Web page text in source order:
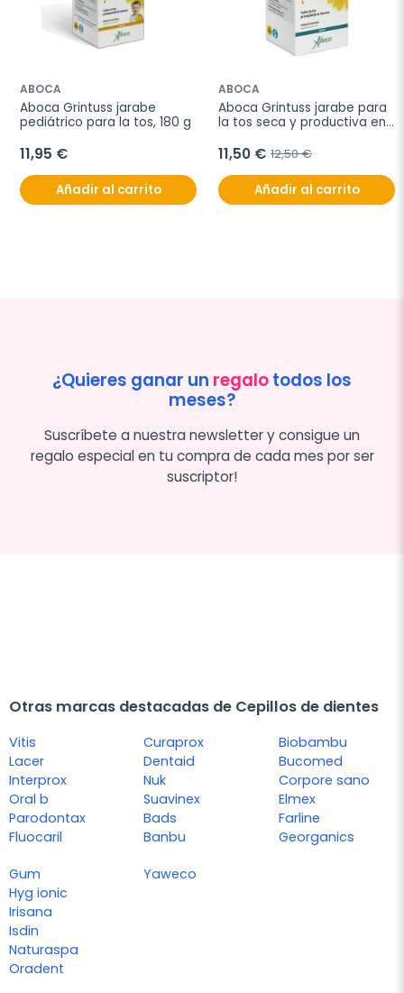
ABOCA
Aboca Grintuss jarabe
pediátrico para la tos, 180 g
11,95 €
Añadir al carrito
ABOCA
Aboca Grintuss jarabe para
la tos seca y productiva en
11,50 € 12,50 €
Añadir al carrito
¿Quieres ganar un regalotodos los
meses?
Suscríbete a nuestra newsletter y consigue un
regalo especial en tu compra de cada mes por ser
suscriptor!
Otras marcas destacadas de Cepillos de dientes
Vitis
Lacer
Interprox
Oral b
Parodontax
Fluocaril
Curaprox
Dentaid
Nuk
Suavinex
Bads
Banbu
Biobambu
Bucomed
Corpore sano
Elmex
Farline
Georganics
Gum
Hyg ionic
Irisana
Isdin
Naturaspa
Oradent
Yaweco